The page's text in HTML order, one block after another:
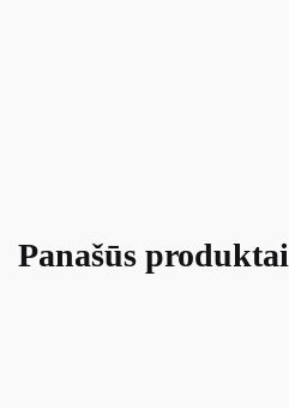
Panašūs produktai